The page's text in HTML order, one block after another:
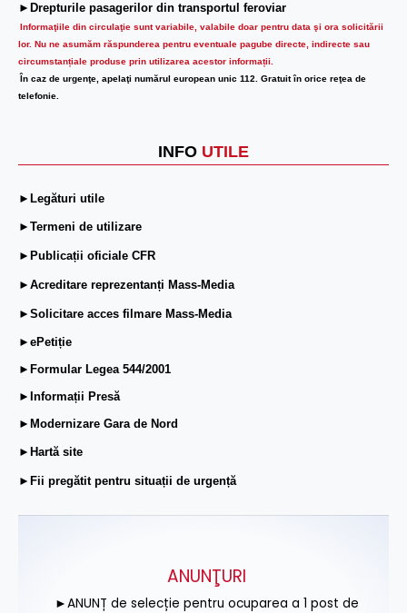
►Drepturile pasagerilor din transportul feroviar
Informaţiile din circulaţie sunt variabile, valabile doar pentru data şi ora solicitării
lor. Nu ne asumăm răspunderea pentru eventuale pagube directe, indirecte sau
circumstanțiale produse prin utilizarea acestor informații.
În caz de urgenţe, apelaţi numărul european unic 112. Gratuit în orice reţea de
telefonie.
INFO UTILE
►Legături utile
►Termeni de utilizare
►Publicații oficiale CFR
►Acreditare reprezentanți Mass-Media
►Solicitare acces filmare Mass-Media
►ePetiție
►Formular Legea 544/2001
►Informații Presă
►Modernizare Gara de Nord
►Hartă site
►Fii pregătit pentru situații de urgență
ANUNŢURI
►ANUNȚ de selecție pentru ocuparea a 1 post de